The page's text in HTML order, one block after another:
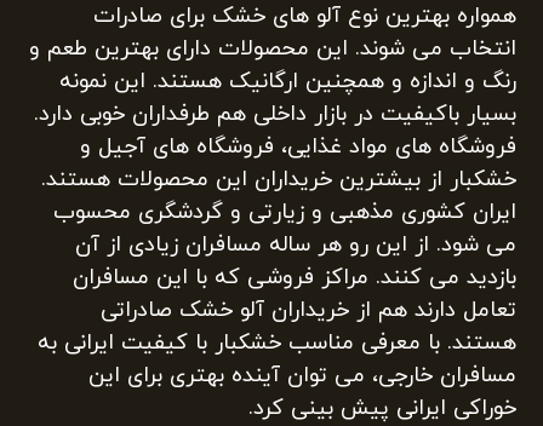
همواره بهترین نوع آلو های خشک برای صادرات
انتخاب می شوند. این محصولات دارای بهترین طعم و
رنگ و اندازه و همچنین ارگانیک هستند. این نمونه
بسیار باکیفیت در بازار داخلی هم طرفداران خوبی دارد.
فروشگاه های مواد غذایی، فروشگاه های آجیل و
خشکبار از بیشترین خریداران این محصولات هستند.
ایران کشوری مذهبی و زیارتی و گردشگری محسوب
می شود. از این رو هر ساله مسافران زیادی از آن
بازدید می کنند. مراکز فروشی که با این مسافران
تعامل دارند هم از خریداران آلو خشک صادراتی
هستند. با معرفی مناسب خشکبار با کیفیت ایرانی به
مسافران خارجی، می توان آینده بهتری برای این
خوراکی ایرانی پیش بینی کرد.